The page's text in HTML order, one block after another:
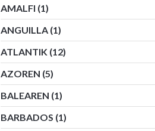
AMALFI (1)
ANGUILLA (1)
ATLANTIK (12)
AZOREN (5)
BALEAREN (1)
BARBADOS (1)